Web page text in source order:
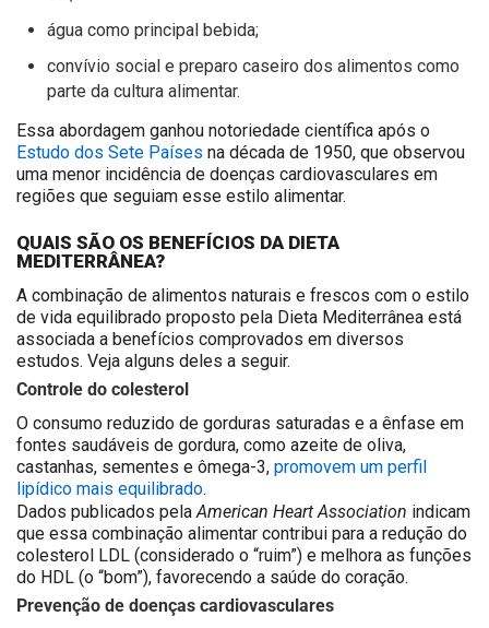
água como principal bebida;
convívio social e preparo caseiro dos alimentos como
parte da cultura alimentar.
Essa abordagem ganhou notoriedade científica após o
Estudo dos Sete Países na década de 1950, que observou
uma menor incidência de doenças cardiovasculares em
regiões que seguiam esse estilo alimentar.
QUAIS SÃO OS BENEFÍCIOS DA DIETA
MEDITERRÂNEA?
A combinação de alimentos naturais e frescos com o estilo
de vida equilibrado proposto pela Dieta Mediterrânea está
associada a benefícios comprovados em diversos
estudos. Veja alguns deles a seguir.
Controle do colesterol
O consumo reduzido de gorduras saturadas e a ênfase em
fontes saudáveis de gordura, como azeite de oliva,
castanhas, sementes e ômega-3, promovem um perfil
lipídico mais equilibrado.
Dados publicados pelaAmerican Heart Association indicam
que essa combinação alimentar contribui para a redução do
colesterol LDL (considerado o “ruim”) e melhora as funções
do HDL (o “bom”), favorecendo a saúde do coração.
Prevenção de doenças cardiovasculares